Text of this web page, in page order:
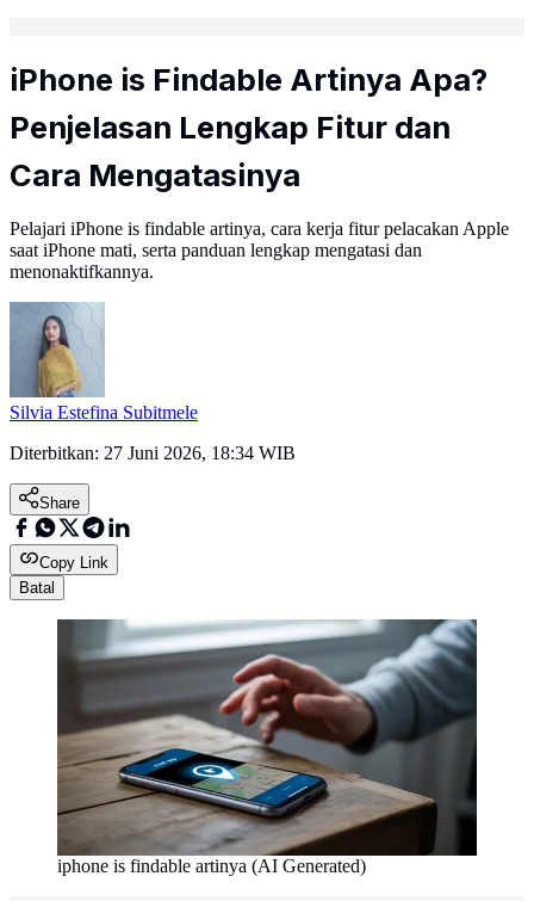
iPhone is Findable Artinya Apa?
Penjelasan Lengkap Fitur dan
Cara Mengatasinya
Pelajari iPhone is findable artinya, cara kerja fitur pelacakan Apple
saat iPhone mati, serta panduan lengkap mengatasi dan
menonaktifkannya.
Silvia Estefina Subitmele
Diterbitkan: 27 Juni 2026, 18:34 WIB
Share
Copy Link
Batal
iphone is findable artinya (AI Generated)